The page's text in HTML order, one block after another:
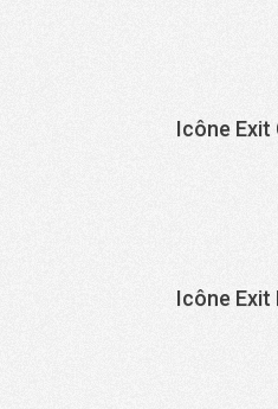
Icône Exit
Icône Exit